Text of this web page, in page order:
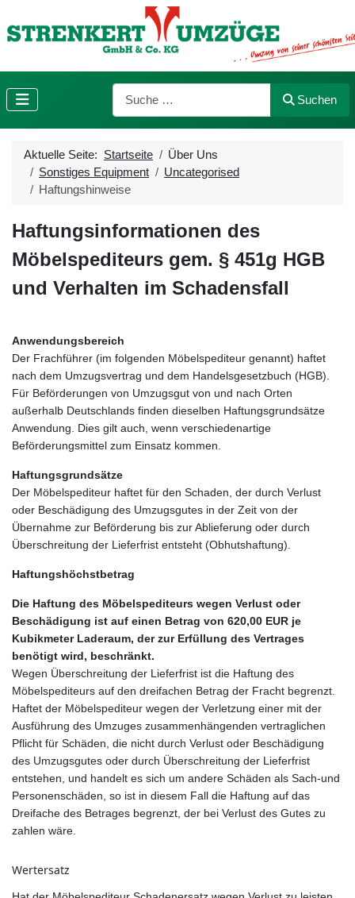
Suchen
Suchen
Aktuelle Seite: Startseite
Über Uns
Sonstiges Equipment
Uncategorised
Haftungshinweise
Haftungsinformationen des
Möbelspediteurs gem. § 451g HGB
und Verhalten im Schadensfall
Anwendungsbereich
Der Frachführer (im folgenden Möbelspediteur genannt) haftet
nach dem Umzugsvertrag und dem Handelsgesetzbuch (HGB).
Für Beförderungen von Umzugsgut von und nach Orten
außerhalb Deutschlands finden dieselben Haftungsgrundsätze
Anwendung. Dies gilt auch, wenn verschiedenartige
Beförderungsmittel zum Einsatz kommen.
Haftungsgrundsätze
Der Möbelspediteur haftet für den Schaden, der durch Verlust
oder Beschädigung des Umzugsgutes in der Zeit von der
Übernahme zur Beförderung bis zur Ablieferung oder durch
Überschreitung der Lieferfrist entsteht (Obhutshaftung).
Haftungshöchstbetrag
Die Haftung des Möbelspediteurs wegen Verlust oder
Beschädigung ist auf einen Betrag von 620,00 EUR je
Kubikmeter Laderaum, der zur Erfüllung des Vertrages
benötigt wird, beschränkt.
Wegen Überschreitung der Lieferfrist ist die Haftung des
Möbelspediteurs auf den dreifachen Betrag der Fracht begrenzt.
Haftet der Möbelspediteur wegen der Verletzung einer mit der
Ausführung des Umzuges zusammenhängenden vertraglichen
Pflicht für Schäden, die nicht durch Verlust oder Beschädigung
des Umzugsgutes oder durch Überschreitung der Lieferfrist
entstehen, und handelt es sich um andere Schäden als Sach-und
Personenschäden, so ist in diesem Fall die Haftung auf das
Dreifache des Betrages begrenzt, der bei Verlust des Gutes zu
zahlen wäre.
Wertersatz